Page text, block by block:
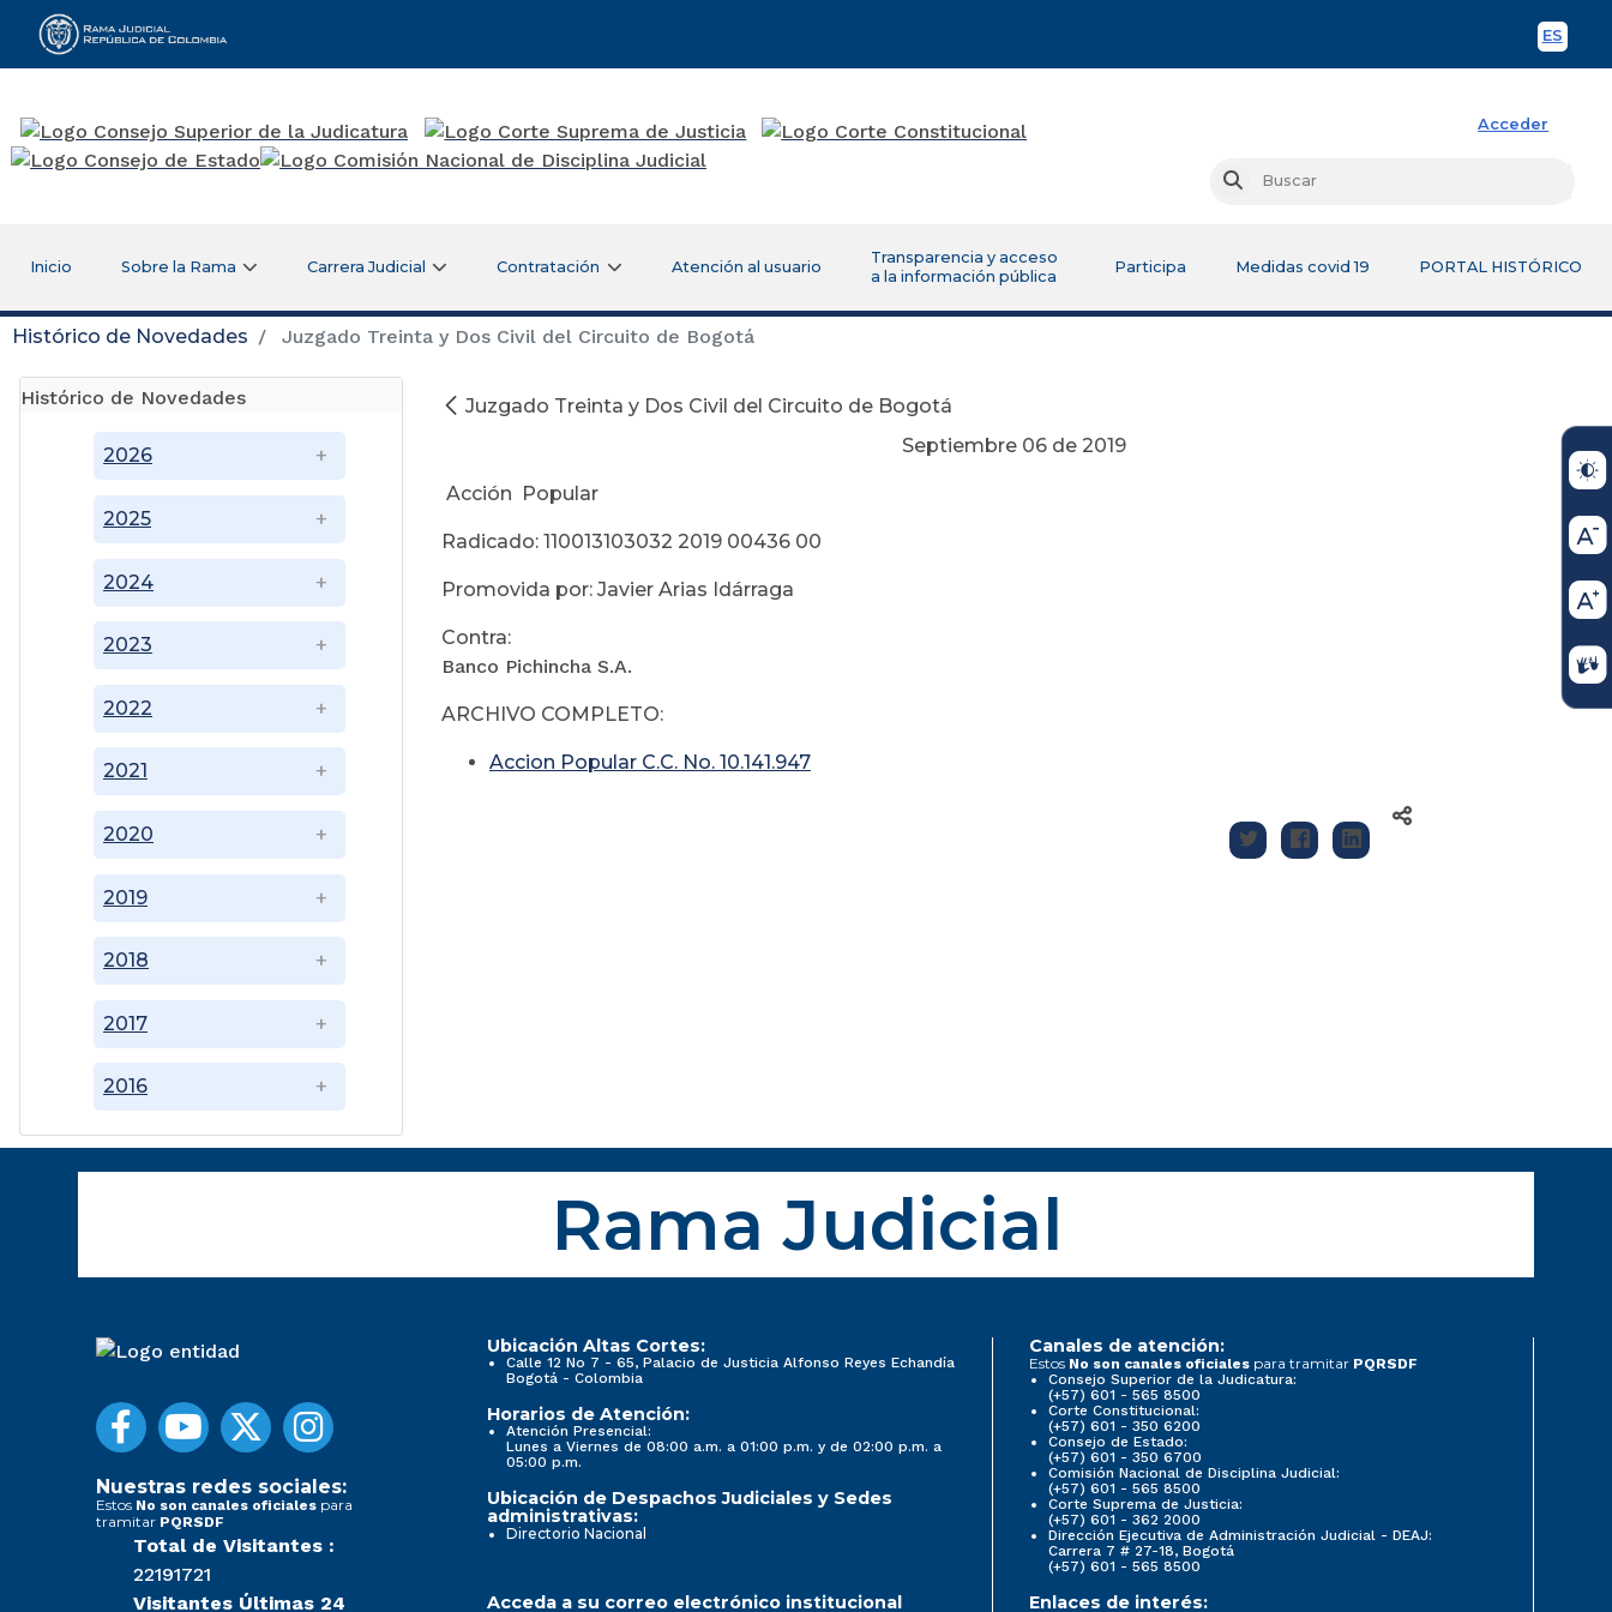
ES
Rama Judicial
Acceder
Buscar
Inicio Sobre la Rama Carrera Judicial Contratación Atención al usuario
Transparencia y acceso
a la información pública
Participa Medidas covid 19 PORTAL HISTÓRICO
Histórico de Novedades Juzgado Treinta y Dos Civil del Circuito de Bogotá
Histórico de Novedades
2016
2017
2018
2019
2020
2021
2022
2023
2024
2025
2026
Juzgado Treinta y Dos Civil del Circuito de Bogotá
Septiembre 06 de 2019
Acción Popular
Radicado: 110013103032 2019 00436 00
Promovida por: Javier Arias Idárraga
Contra:
Banco Pichincha S.A.
ARCHIVO COMPLETO:
Accion Popular C.C. No. 10.141.947
Rama Judicial
Nuestras redes sociales:
Estos No son canales oficiales para
tramitar PQRSDF
Total de Visitantes :
22191721
Visitantes Últimas 24
Ubicación Altas Cortes:
Calle 12 No 7 - 65, Palacio de Justicia Alfonso Reyes Echandía
Bogotá - Colombia
Horarios de Atención:
Atención Presencial:
Lunes a Viernes de 08:00 a.m. a 01:00 p.m. y de 02:00 p.m. a
05:00 p.m.
Ubicación de Despachos Judiciales y Sedes
administrativas:
Directorio Nacional
Canales de atención:
Estos No son canales oficiales para tramitar PQRSDF
Consejo Superior de la Judicatura:
(+57) 601 - 565 8500
Corte Constitucional:
(+57) 601 - 350 6200
Consejo de Estado:
(+57) 601 - 350 6700
Comisión Nacional de Disciplina Judicial:
(+57) 601 - 565 8500
Corte Suprema de Justicia:
(+57) 601 - 362 2000
Dirección Ejecutiva de Administración Judicial - DEAJ:
Carrera 7 # 27-18, Bogotá
(+57) 601 - 565 8500
Acceda a su correo electrónico institucional Enlaces de interés: